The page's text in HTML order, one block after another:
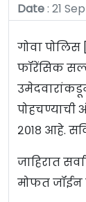
Date: 21
गोवा
फॉरेंसिक
पोहचण्याची
२०१८ आहे.
जाहिरात
मोफत जॉईन